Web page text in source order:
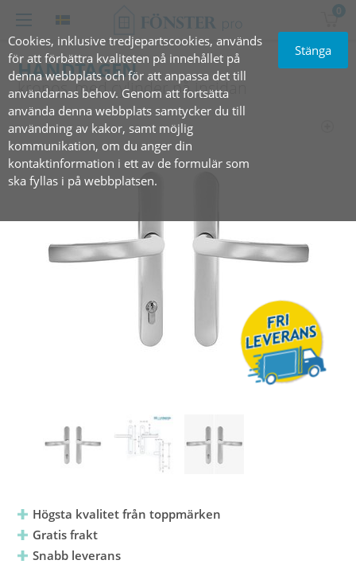
Cookies, inklusive tredjepartscookies, används
för att förbättra kvaliteten på innehållet på
denna webbplats och för att anpassa det till
användarnas behov. Genom att fortsätta
använda denna webbplats samtycker du till
användning av kakor, samt möjlig
kommunikation, om du anger din
kontaktinformation i ett av de formulär som
ska fyllas i på webbplatsen.
Stänga
0
HANDTAGEN
kronos, med cylinder på insidan
Högsta kvalitet från toppmärken
Gratis frakt
Snabb leverans